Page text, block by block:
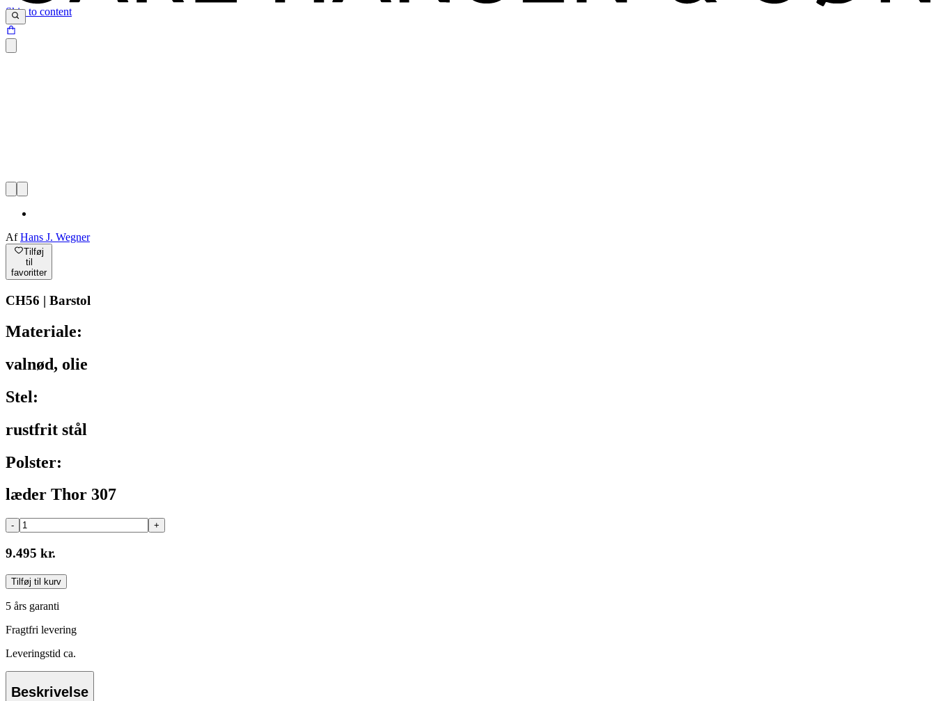
Skip to content
AfHans J. Wegner
Tilføj
til
favoritter
CH56 | Barstol
Materiale:
valnød, olie
Stel:
rustfrit stål
Polster:
læder Thor 307
- +
9.495 kr.
Tilføj til kurv
5 års garanti
Fragtfri levering
Leveringstid ca.
Beskrivelse